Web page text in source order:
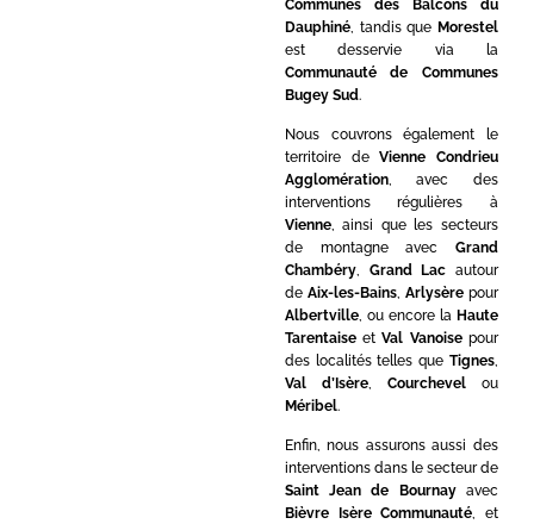
Communes des Balcons du
Dauphiné, tandis que Morestel
est desservie via la
Communauté de Communes
Bugey Sud.
Nous couvrons également le
territoire deVienne Condrieu
Agglomération, avec des
interventions régulières à
Vienne, ainsi que les secteurs
de montagne avec Grand
Chambéry, Grand Lac autour
de Aix-les-Bains, Arlysèrepour
Albertville, ou encore la Haute
TarentaiseetVal Vanoisepour
des localités telles que Tignes,
Val d’Isère, Courchevelou
Méribel.
Enfin, nous assurons aussi des
interventions dans le secteur de
Saint Jean de Bournayavec
Bièvre Isère Communauté, et